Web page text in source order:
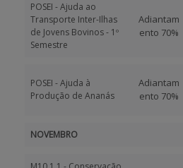
POSEI - Ajuda ao
Transporte Inter-Ilhas
de Jovens Bovinos - 1º
Semestre
Adiantam
ento 70%
POSEI - Ajuda à
Produção de Ananás
Adiantam
ento 70%
NOVEMBRO